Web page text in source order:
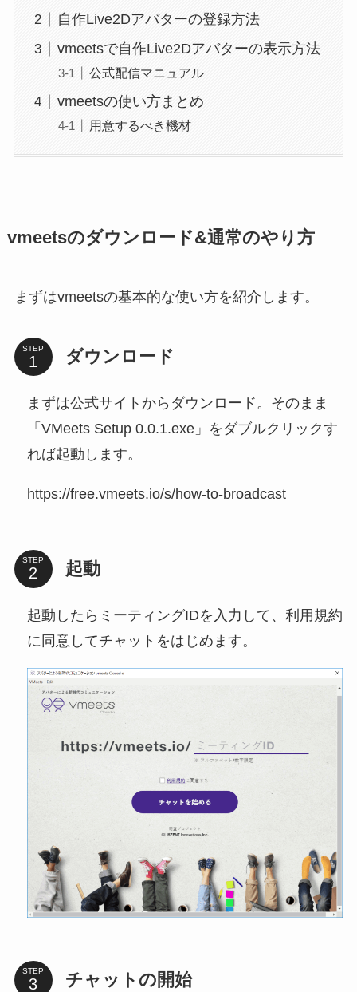
自作Live2Dアバターの登録方法
vmeetsで自作Live2Dアバターの表示方法
公式配信マニュアル
vmeetsの使い方まとめ
用意するべき機材
vmeetsのダウンロード&通常のやり方
まずはvmeetsの基本的な使い方を紹介します。
STEP ダウンロード
まずは公式サイトからダウンロード。そのまま
「VMeets Setup 0.0.1.exe」をダブルクリックす
れば起動します。
https://free.vmeets.io/s/how-to-broadcast
STEP 起動
起動したらミーティングIDを入力して、利用規約
に同意してチャットをはじめます。
STEP チャットの開始